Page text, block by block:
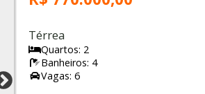
Térrea
Quartos: 2
Banheiros: 4
Vagas: 6